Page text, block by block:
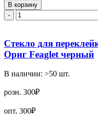
В корзину
-
Стекло для
Ориг Feaglet черный
В наличии: >50 шт.
розн. 300₽
опт. 300₽